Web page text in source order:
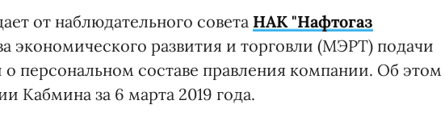
от наблюдательного совета НАК "Нафтогаз
экономического развития и торговли (МЭРТ) подачи
персональном составе правления компании. Об этом
Кабмина за 6 марта 2019 года.